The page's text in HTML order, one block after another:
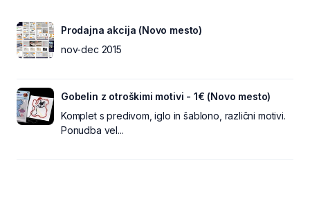
Prodajna akcija (Novo mesto)
nov-dec 2015
Gobelin z otroškimi motivi - 1€ (Novo mesto)
Komplet s predivom, iglo in šablono, različni motivi.
Ponudba vel...